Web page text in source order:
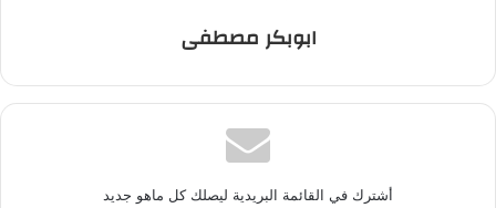
ابوبكر مصطفى
أشترك في القائمة البريدية ليصلك كل ماهو جديد